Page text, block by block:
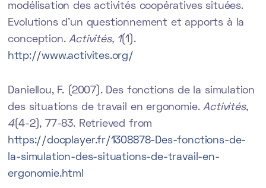
modélisation des activités coopératives situées.
Evolutions d’un questionnement et apports à la
conception.Activités, 1(1).
http://www.activites.org/
Daniellou, F. (2007). Des fonctions de la simulation
des situations de travail en ergonomie.Activités,
4(4-2), 77-83. Retrieved from
https://docplayer.fr/1308878-Des-fonctions-de-
la-simulation-des-situations-de-travail-en-
ergonomie.html